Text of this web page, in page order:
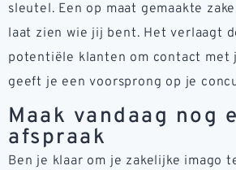
sleutel. Een op maat gemaakte
laat zien wie jij bent. Het verlaagt
potentiële klanten om contact met
geeft je een voorsprong op je
Maak vandaag nog
afspraak
Ben je klaar om je zakelijke imago